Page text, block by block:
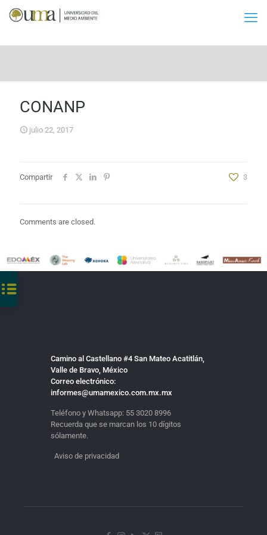
CONANP
julio 22, 2017
Compartir 3
Comments are closed.
Camino al Castellano #4 San Mateo Acatitlán,
Valle de Bravo, México
Correo electrónico:
informes@umamexico.com.mx.mx
Teléfono y Whatsapp: 55 3020 8996
Recuerda que se marcan los 10 dígitos
sólamente.
Aviso de privacidad